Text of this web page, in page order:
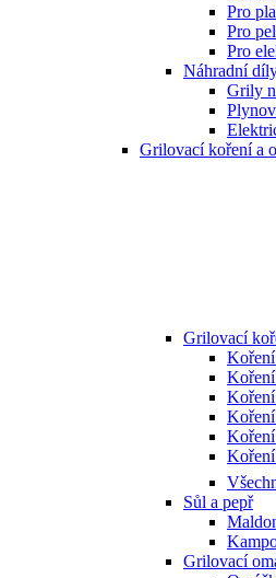
Pro
Pro
Pro
Náhradní
Grily
Grilovací koření a
Grilovací
Koření
Sůl a pepř
Grilovací